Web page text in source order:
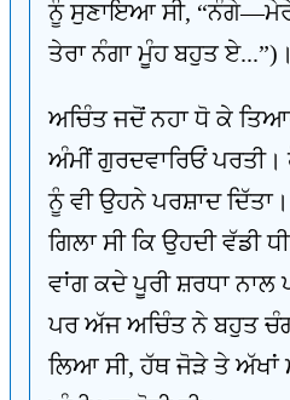
ਨੂੰ ਸੁਣਾਇਆ ਸੀ,
ਤੇਰਾ ਨੰਗਾ ਮੂੰਹ ਬਹੁਤ ਏ...”)।
ਅਚਿੰਤ ਜਦੋਂ ਨਹਾ ਧੋ ਕੇ
ਅੰਮੀਂ ਗੁਰਦਵਾਰਿਓਂ ਪਰਤੀ।
ਨੂੰ ਵੀ ਉਹਨੇ ਪਰਸ਼ਾਦ
ਗਿਲਾ ਸੀ ਕਿ ਉਹਦੀ ਵੱਡੀ
ਵਾਂਗ ਕਦੇ ਪੂਰੀ ਸ਼ਰਧਾ ਨਾਲ
ਪਰ ਅੱਜ ਅਚਿੰਤ ਨੇ ਬਹੁਤ
ਲਿਆ ਸੀ, ਹੱਥ ਜੋੜੇ ਤੇ ਅੱਖਾਂ